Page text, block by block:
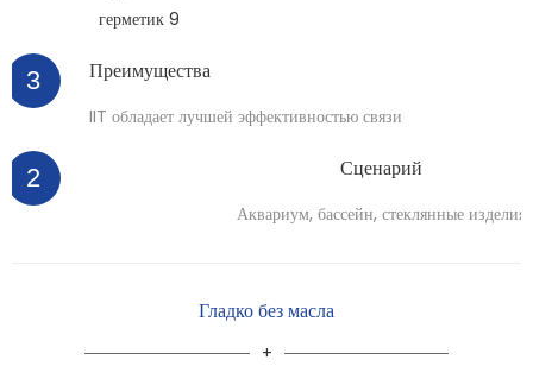
3 Преимущества
IIT обладает лучшей эффективностью связи
2 Сценарий
Аквариум, бассейн, стеклянные изделия
Гладко без масла